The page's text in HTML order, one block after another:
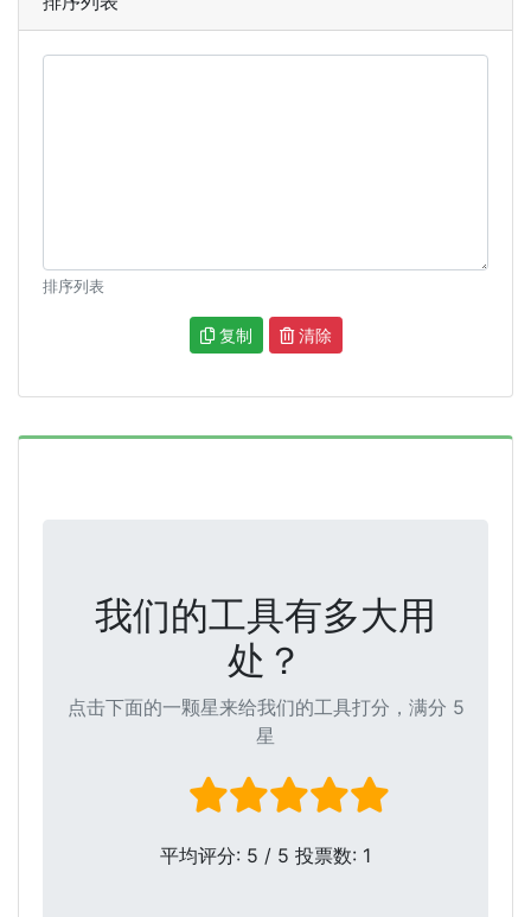
排序列表
复制 清除
我们的工具有多大用
处？
点击下面的一颗星来给我们的工具打分，满分 5
星
平均评分: 5 / 5 投票数: 1